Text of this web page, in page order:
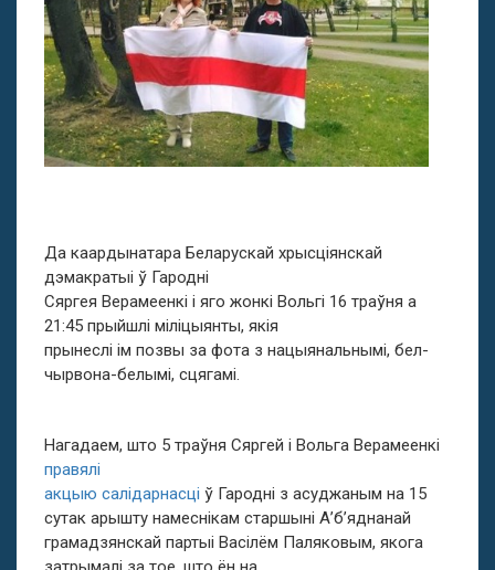
Да каардынатара Беларускай хрысціянскай
дэмакратыі ў Гародні
Сяргея Верамеенкі і яго жонкі Вольгі 16 траўня а
21:45 прыйшлі міліцыянты, якія
прынеслі ім позвы за фота з нацыянальнымі, бел-
чырвона-белымі, сцягамі.
Нагадаем, што 5 траўня Сяргей і Вольга Верамеенкі
правялі
акцыю салідарнасці ў Гародні з асуджаным на 15
сутак арышту намеснікам старшыні А’б’яднанай
грамадзянскай партыі Васілём Паляковым, якога